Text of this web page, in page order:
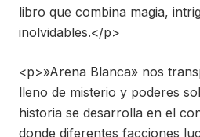
libro que combina magia,
inolvidables.</p>
<p>»Arena Blanca» nos
lleno de misterio y poderes
historia se desarrolla en el
donde diferentes facciones